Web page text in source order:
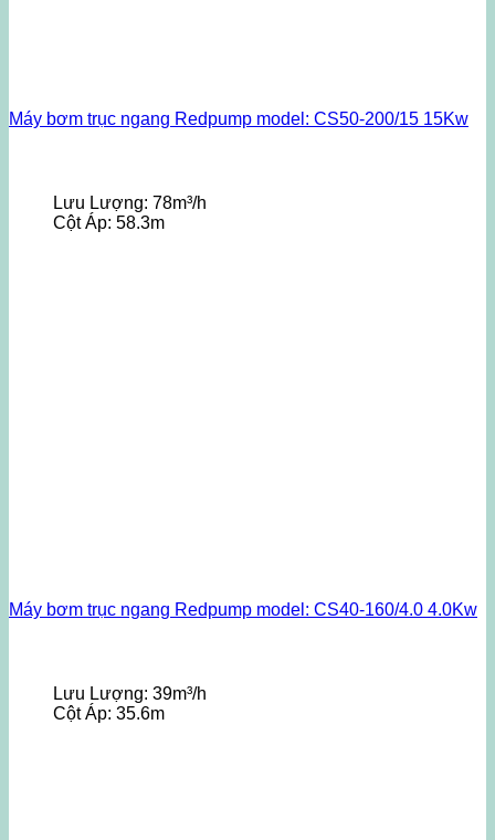
Máy bơm trục ngang Redpump model: CS50-200/15 15Kw
Lưu Lượng: 78m³/h
Cột Áp: 58.3m
Máy bơm trục ngang Redpump model: CS40-160/4.0 4.0Kw
Lưu Lượng: 39m³/h
Cột Áp: 35.6m